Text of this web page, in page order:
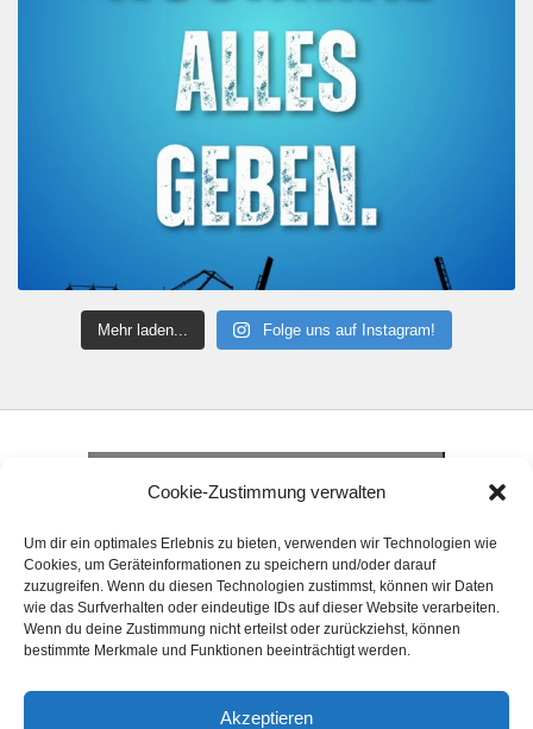
Cookie-Zustimmung verwalten
Um dir ein optimales Erlebnis zu bieten, verwenden wir Technologien wie
Cookies, um Geräteinformationen zu speichern und/oder darauf
zuzugreifen. Wenn du diesen Technologien zustimmst, können wir Daten
wie das Surfverhalten oder eindeutige IDs auf dieser Website verarbeiten.
Wenn du deine Zustimmung nicht erteilst oder zurückziehst, können
bestimmte Merkmale und Funktionen beeinträchtigt werden.
Akzeptieren
Mehr laden... Folge uns auf Instagram!
Klicke hier, um Marketing-Cookies zu
akzeptieren und diesen Inhalt zu aktivieren